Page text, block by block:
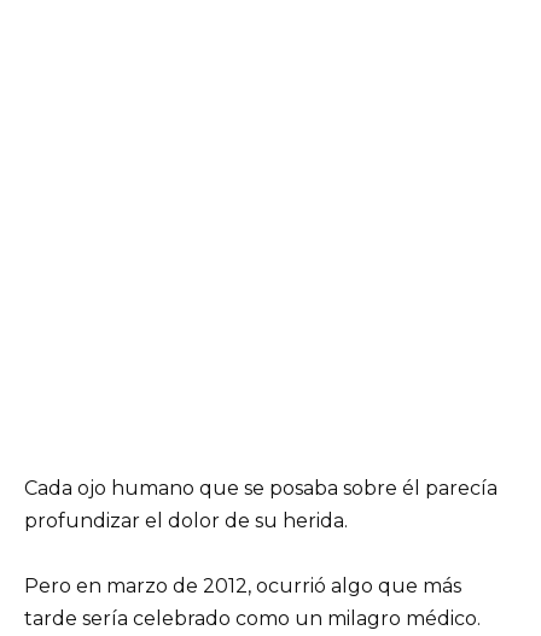
Cada ojo humano que se posaba sobre él parecía
profundizar el dolor de su herida.
Pero en marzo de 2012, ocurrió algo que más
tarde sería celebrado como un milagro médico.